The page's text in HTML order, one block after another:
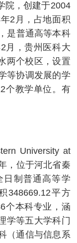
院，创建于2004
2月，占地面积
是普通高等本科
月，贵州医科大
两个校区，设置
等协调发展的学
个教学单位。有
University at
，位于河北省秦
日制普通高等学
348669.12平方
个本科专业，涵
学等五大学科门
（通信与信息系